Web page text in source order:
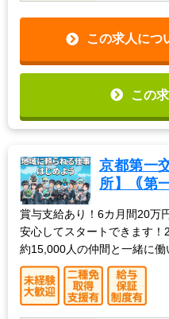
この求人につ
この
京都第一
所】｟第
賞与支給あり！6カ月間20万
安心してスタートできます！
約15,000人の仲間と一緒に働